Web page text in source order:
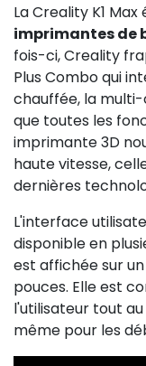
La Creality K1
imprimantes de
fois-ci, Creality
Plus Combo qui
chauffée, la multi-
que toutes les
imprimante 3D
haute vitesse,
dernières
L'interface
disponible en
est affichée sur
pouces. Elle est
l'utilisateur tout
même pour les